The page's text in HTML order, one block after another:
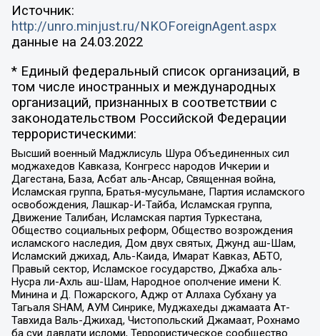
Источник:
http://unro.minjust.ru/NKOForeignAgent.aspx
данные на 24.03.2022
* Единый федеральный список организаций, в
том числе иностранных и международных
организаций, признанных в соответствии с
законодательством Российской Федерации
террористическими:
Высший военный Маджлисуль Шура Объединенных сил
моджахедов Кавказа, Конгресс народов Ичкерии и
Дагестана, База, Асбат аль-Ансар, Священная война,
Исламская группа, Братья-мусульмане, Партия исламского
освобождения, Лашкар-И-Тайба, Исламская группа,
Движение Талибан, Исламская партия Туркестана,
Общество социальных реформ, Общество возрождения
исламского наследия, Дом двух святых, Джунд аш-Шам,
Исламский джихад, Аль-Каида, Имарат Кавказ, АБТО,
Правый сектор, Исламское государство, Джабха аль-
Нусра ли-Ахль аш-Шам, Народное ополчение имени К.
Минина и Д. Пожарского, Аджр от Аллаха Субхану уа
Тагьаля SHAM, АУМ Синрике, Муджахеды джамаата Ат-
Тавхида Валь-Джихад, Чистопольский Джамаат, Рохнамо
ба суи давлати исломи, Террористическое сообщество